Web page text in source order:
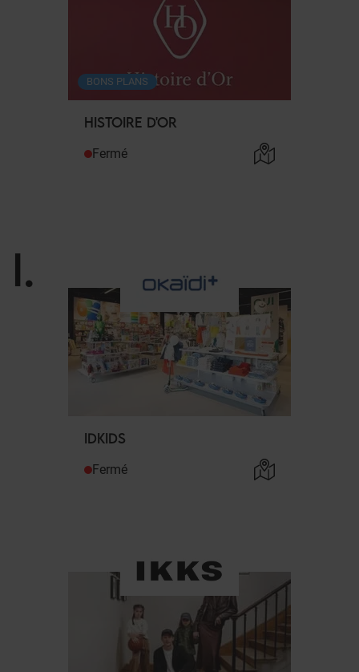
HISTOIRE D'OR
BONS PLANS
Fermé
I.
IDKIDS
Fermé